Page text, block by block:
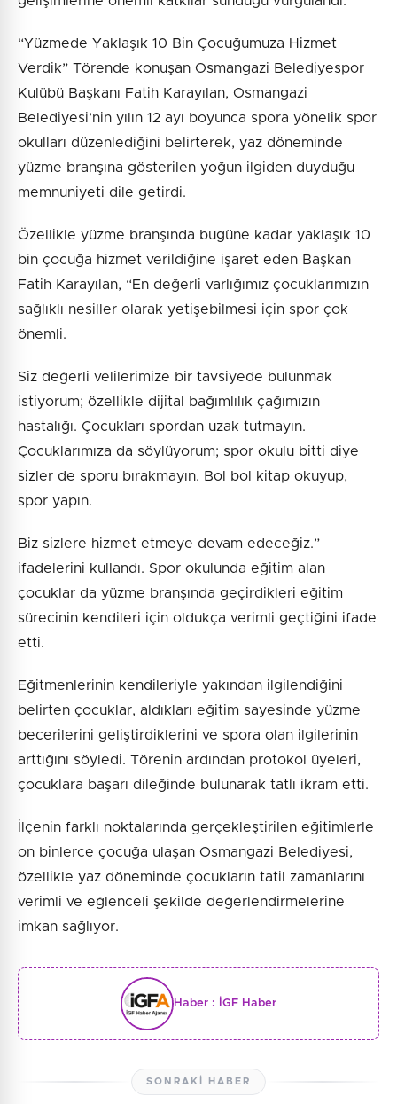
“Yüzmede Yaklaşık 10 Bin Çocuğumuza Hizmet
Verdik” Törende konuşan Osmangazi Belediyespor
Kulübü Başkanı Fatih Karayılan, Osmangazi
Belediyesi’nin yılın 12 ayı boyunca spora yönelik spor
okulları düzenlediğini belirterek, yaz döneminde
yüzme branşına gösterilen yoğun ilgiden duyduğu
memnuniyeti dile getirdi.
Özellikle yüzme branşında bugüne kadar yaklaşık 10
bin çocuğa hizmet verildiğine işaret eden Başkan
Fatih Karayılan, “En değerli varlığımız çocuklarımızın
sağlıklı nesiller olarak yetişebilmesi için spor çok
önemli.
Siz değerli velilerimize bir tavsiyede bulunmak
istiyorum; özellikle dijital bağımlılık çağımızın
hastalığı. Çocukları spordan uzak tutmayın.
Çocuklarımıza da söylüyorum; spor okulu bitti diye
sizler de sporu bırakmayın. Bol bol kitap okuyup,
spor yapın.
Biz sizlere hizmet etmeye devam edeceğiz.”
ifadelerini kullandı. Spor okulunda eğitim alan
çocuklar da yüzme branşında geçirdikleri eğitim
sürecinin kendileri için oldukça verimli geçtiğini ifade
etti.
Eğitmenlerinin kendileriyle yakından ilgilendiğini
belirten çocuklar, aldıkları eğitim sayesinde yüzme
becerilerini geliştirdiklerini ve spora olan ilgilerinin
arttığını söyledi. Törenin ardından protokol üyeleri,
çocuklara başarı dileğinde bulunarak tatlı ikram etti.
İlçenin farklı noktalarında gerçekleştirilen eğitimlerle
on binlerce çocuğa ulaşan Osmangazi Belediyesi,
özellikle yaz döneminde çocukların tatil zamanlarını
verimli ve eğlenceli şekilde değerlendirmelerine
imkan sağlıyor.
Haber : İGF Haber
SONRAKI HABER